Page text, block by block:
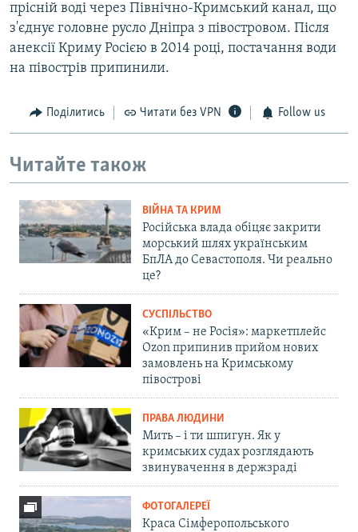
прісній воді через Північно-Кримський канал, що
з'єднує головне русло Дніпра з півостровом. Після
анексії Криму Росією в 2014 році, постачання води
на півострів припинили.
Поділитись Читати без VPN Follow us
Читайте також
ВІЙНА ТА КРИМ
Російська влада обіцяє закрити
морський шлях українським
БпЛА до Севастополя. Чи реально
це?
СУСПІЛЬСТВО
«Крим – не Росія»: маркетплейс
Ozon припинив прийом нових
замовлень на Кримському
півострові
ПРАВА ЛЮДИНИ
Мить – і ти шпигун. Як у
кримських судах розглядають
звинувачення в держзраді
ФОТОГАЛЕРЕЇ
Краса Сімферопольського